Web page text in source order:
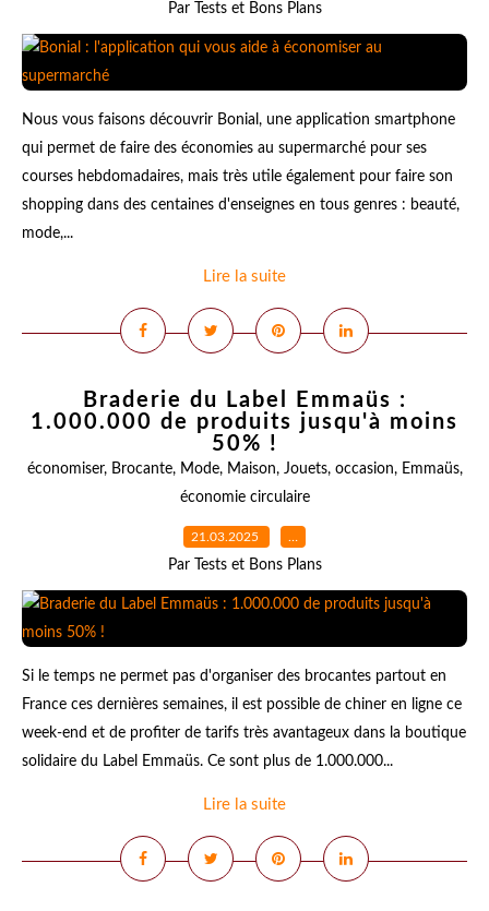
Par Tests et Bons Plans
Nous vous faisons découvrir Bonial, une application smartphone
qui permet de faire des économies au supermarché pour ses
courses hebdomadaires, mais très utile également pour faire son
shopping dans des centaines d'enseignes en tous genres : beauté,
mode,...
Lire la suite
Braderie du Label Emmaüs :
1.000.000 de produits jusqu'à moins
50% !
économiser, Brocante, Mode, Maison, Jouets, occasion, Emmaüs,
économie circulaire
21.03.2025 …
Par Tests et Bons Plans
Si le temps ne permet pas d'organiser des brocantes partout en
France ces dernières semaines, il est possible de chiner en ligne ce
week-end et de profiter de tarifs très avantageux dans la boutique
solidaire du Label Emmaüs. Ce sont plus de 1.000.000...
Lire la suite